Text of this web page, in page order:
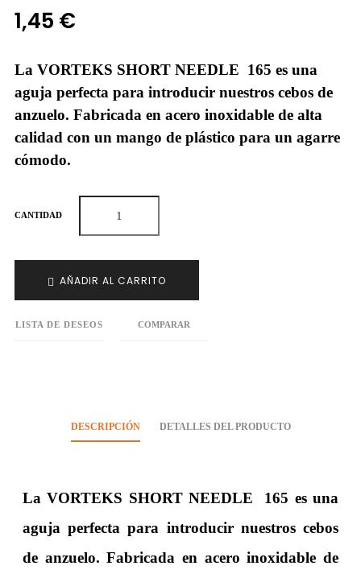
1,45 €
La VORTEKS SHORT NEEDLE 165 es una
aguja perfecta para introducir nuestros cebos de
anzuelo. Fabricada en acero inoxidable de alta
calidad con un mango de plástico para un agarre
cómodo.
CANTIDAD
AÑADIR AL CARRITO
LISTA DE DESEOS COMPARAR
DESCRIPCIÓN DETALLES DEL PRODUCTO
La VORTEKS SHORT NEEDLE 165 es una
aguja perfecta para introducir nuestros cebos
de anzuelo. Fabricada en acero inoxidable de